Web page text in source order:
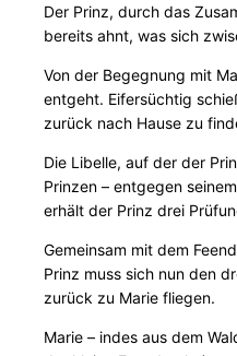
Der Prinz, durch das
bereits ahnt, was sich
Von der Begegnung mit
entgeht. Eifersüchtig
zurück nach Hause zu
Die Libelle, auf der der
Prinzen – entgegen
erhält der Prinz drei
Gemeinsam mit dem
Prinz muss sich nun den
zurück zu Marie fliegen.
Marie – indes aus dem